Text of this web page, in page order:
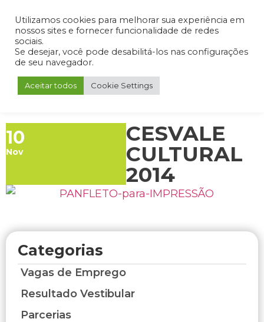
Admin Portal do Aluno Portal do Professor Portal do Coordenador
10
Nov
CESVALE
CULTURAL
2014
Categorias
Vagas de Emprego
Resultado Vestibular
Parcerias
Utilizamos cookies para melhorar sua experiência em
nossos sites e fornecer funcionalidade de redes
sociais.
Se desejar, você pode desabilitá-los nas configurações
de seu navegador.
Aceitar todos Cookie Settings